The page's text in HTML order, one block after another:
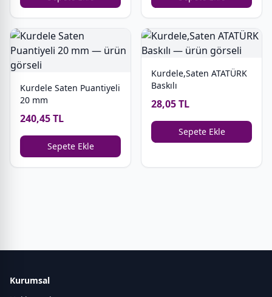
Kurdele Saten Puantiyeli
20 mm
240,45 TL
Sepete Ekle
Kurdele,Saten ATATÜRK
Baskılı
28,05 TL
Sepete Ekle
Kurumsal